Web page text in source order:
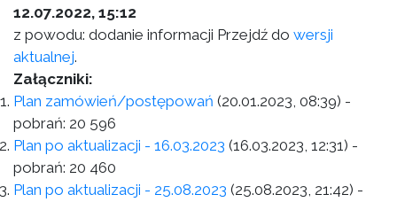
12.07.2022, 15:12
z powodu: dodanie informacji Przejdź do wersji
aktualnej.
Załączniki:
Plan zamówień/postępowań (20.01.2023, 08:39) -
pobrań: 20 596
Plan po aktualizacji - 16.03.2023 (16.03.2023, 12:31) -
pobrań: 20 460
Plan po aktualizacji - 25.08.2023 (25.08.2023, 21:42) -